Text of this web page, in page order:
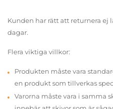
Kunden har rätt att returnera ej
dagar.
Flera viktiga villkor:
Produkten måste vara
en produkt som tillverkas
Varorna måste vara i samma